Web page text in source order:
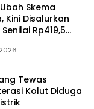
Skema
Kini Disalurkan
Rp419,5
Tewas
Kolut Diduga